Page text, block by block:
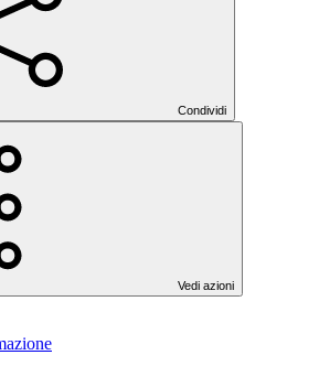
Condividi
Vedi azioni